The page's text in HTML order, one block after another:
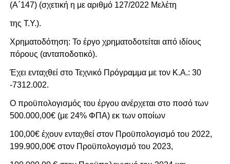
(Α΄147) (σχετική η με αριθμό 127/2022 Μελέτη
της Τ.Υ.).
Χρηματοδότηση: Το έργο χρηματοδοτείται από ιδίους
πόρους (ανταποδοτικό).
Έχει ενταχθεί στο Τεχνικό Πρόγραμμα με τον Κ.Α.: 30
-7312.002.
Ο προϋπολογισμός του έργου ανέρχεται στο ποσό των
500.000,00€ (με 24% ΦΠΑ) εκ των οποίων
100,00€ έχουν ενταχθεί στον Προϋπολογισμό του 2022,
199.900,00€ στον Προϋπολογισμό του 2023,